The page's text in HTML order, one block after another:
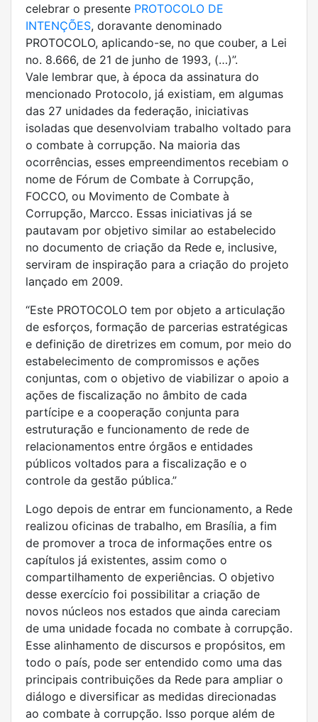
celebrar o presente PROTOCOLO DE
INTENÇÕES, doravante denominado
PROTOCOLO, aplicando-se, no que couber, a Lei
no. 8.666, de 21 de junho de 1993, (…)”.
Vale lembrar que, à época da assinatura do
mencionado Protocolo, já existiam, em algumas
das 27 unidades da federação, iniciativas
isoladas que desenvolviam trabalho voltado para
o combate à corrupção. Na maioria das
ocorrências, esses empreendimentos recebiam o
nome de Fórum de Combate à Corrupção,
FOCCO, ou Movimento de Combate à
Corrupção, Marcco. Essas iniciativas já se
pautavam por objetivo similar ao estabelecido
no documento de criação da Rede e, inclusive,
serviram de inspiração para a criação do projeto
lançado em 2009.
“Este PROTOCOLO tem por objeto a articulação
de esforços, formação de parcerias estratégicas
e definição de diretrizes em comum, por meio do
estabelecimento de compromissos e ações
conjuntas, com o objetivo de viabilizar o apoio a
ações de fiscalização no âmbito de cada
partícipe e a cooperação conjunta para
estruturação e funcionamento de rede de
relacionamentos entre órgãos e entidades
públicos voltados para a fiscalização e o
controle da gestão pública.”
Logo depois de entrar em funcionamento, a Rede
realizou oficinas de trabalho, em Brasília, a fim
de promover a troca de informações entre os
capítulos já existentes, assim como o
compartilhamento de experiências. O objetivo
desse exercício foi possibilitar a criação de
novos núcleos nos estados que ainda careciam
de uma unidade focada no combate à corrupção.
Esse alinhamento de discursos e propósitos, em
todo o país, pode ser entendido como uma das
principais contribuições da Rede para ampliar o
diálogo e diversificar as medidas direcionadas
ao combate à corrupção. Isso porque além de